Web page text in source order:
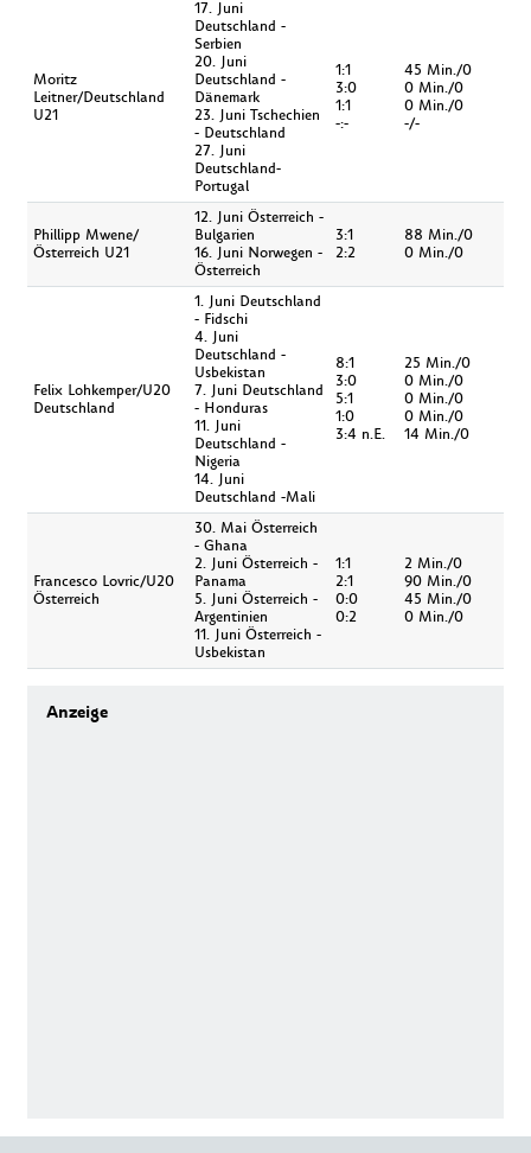
Moritz
Leitner/Deutschland
U21
17. Juni
Deutschland -
Serbien
20. Juni
Deutschland -
Dänemark
23. Juni Tschechien
- Deutschland
27. Juni
Deutschland-
Portugal
1:1
3:0
1:1
-:-
45 Min./0
0 Min./0
0 Min./0
-/-
Phillipp Mwene/
Österreich U21
12. Juni Österreich -
Bulgarien
16. Juni Norwegen -
Österreich
3:1
2:2
88 Min./0
0 Min./0
Felix Lohkemper/U20
Deutschland
1. Juni Deutschland
- Fidschi
4. Juni
Deutschland -
Usbekistan
7. Juni Deutschland
- Honduras
11. Juni
Deutschland -
Nigeria
14. Juni
Deutschland -Mali
8:1
3:0
5:1
1:0
3:4 n.E.
25 Min./0
0 Min./0
0 Min./0
0 Min./0
14 Min./0
Francesco Lovric/U20
Österreich
30. Mai Österreich
- Ghana
2. Juni Österreich -
Panama
5. Juni Österreich -
Argentinien
11. Juni Österreich -
Usbekistan
1:1
2:1
0:0
0:2
2 Min./0
90 Min./0
45 Min./0
0 Min./0